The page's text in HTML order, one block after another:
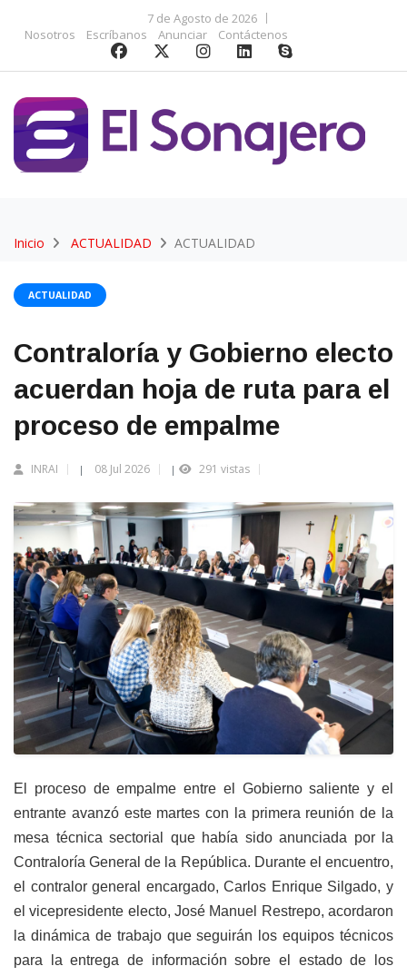
7 de Agosto de 2026
Nosotros
Escríbanos Anunciar Contáctenos
Inicio ACTUALIDAD ACTUALIDAD
ACTUALIDAD
Contraloría y Gobierno electo
acuerdan hoja de ruta para el
proceso de empalme
INRAI | 08 Jul 2026 | 291 vistas
El proceso de empalme entre el Gobierno saliente y el
entrante avanzó este martes con la primera reunión de la
mesa técnica sectorial que había sido anunciada por la
Contraloría General de la República. Durante el encuentro,
el contralor general encargado, Carlos Enrique Silgado, y
el vicepresidente electo, José Manuel Restrepo, acordaron
la dinámica de trabajo que seguirán los equipos técnicos
para la entrega de información sobre el estado de los